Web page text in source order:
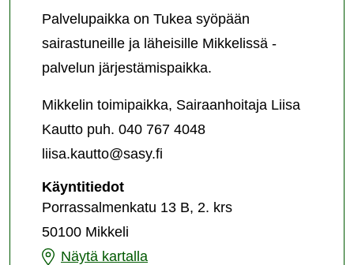
Palvelupaikka on Tukea syöpään
sairastuneille ja läheisille Mikkelissä -
palvelun järjestämispaikka.
Mikkelin toimipaikka, Sairaanhoitaja Liisa
Kautto puh. 040 767 4048
liisa.kautto@sasy.fi
KäyntitiedotTukea
syöpään
ja
läheisille
Porrassalmenkatu 13 B, 2. krs
50100 Mikkeli
Näytä kartalla
Tukea